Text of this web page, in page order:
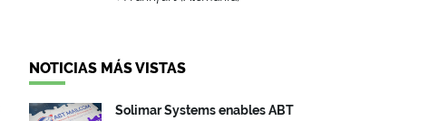
NOTICIAS MÁS VISTAS
Solimar Systems enables ABT